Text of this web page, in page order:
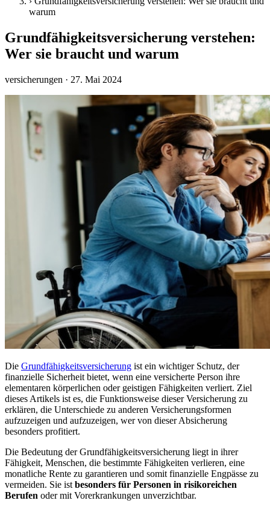
warum
Grundfähigkeitsversicherung verstehen:
Wer sie braucht und warum
versicherungen · 27. Mai 2024
Die Grundfähigkeitsversicherung ist ein wichtiger Schutz, der
finanzielle Sicherheit bietet, wenn eine versicherte Person ihre
elementaren körperlichen oder geistigen Fähigkeiten verliert. Ziel
dieses Artikels ist es, die Funktionsweise dieser Versicherung zu
erklären, die Unterschiede zu anderen Versicherungsformen
aufzuzeigen und aufzuzeigen, wer von dieser Absicherung
besonders profitiert.
Die Bedeutung der Grundfähigkeitsversicherung liegt in ihrer
Fähigkeit, Menschen, die bestimmte Fähigkeiten verlieren, eine
monatliche Rente zu garantieren und somit finanzielle Engpässe zu
vermeiden. Sie ist besonders für Personen in risikoreichen
Berufen oder mit Vorerkrankungen unverzichtbar.